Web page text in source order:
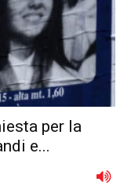
per la
e...